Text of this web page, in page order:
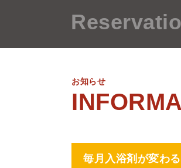
お知らせ
毎月入浴剤が変わ